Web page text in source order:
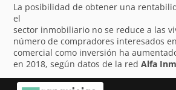
La posibilidad de obtener una
el
sector inmobiliario no se reduce a las
número de compradores interesados
comercial como inversión ha
en 2018, según datos de la redAlfa